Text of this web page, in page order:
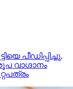
പീഡിപ്പിച്ചു,
വാഗ്ദാനം